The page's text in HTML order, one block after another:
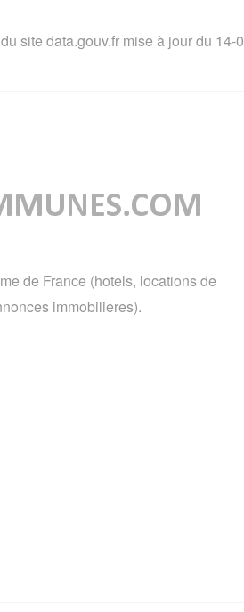
site data.gouv.fr mise à jour du 14-
de France (hotels, locations de
immobilieres).